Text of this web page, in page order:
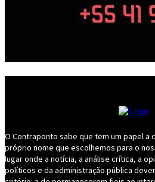
O Contraponto sabe que tem um papel a
próprio nome que escolhemos para o
lugar onde a notícia, a análise crítica, a
políticos e da administração pública